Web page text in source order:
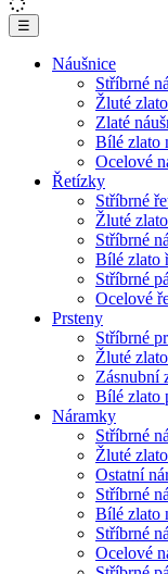
☰
Náušnice
Stříbrné
Žluté
Zlaté
Bílé zlato
Ocelové
Řetízky
Stříbrné
Žluté
Stříbrné
Bílé zlato
Stříbrné
Ocelové
Prsteny
Stříbrné
Žluté
Zásnubní
Bílé zlato
Náramky
Stříbrné
Žluté
Ostatní
Stříbrné
Bílé zlato
Stříbrné
Ocelové